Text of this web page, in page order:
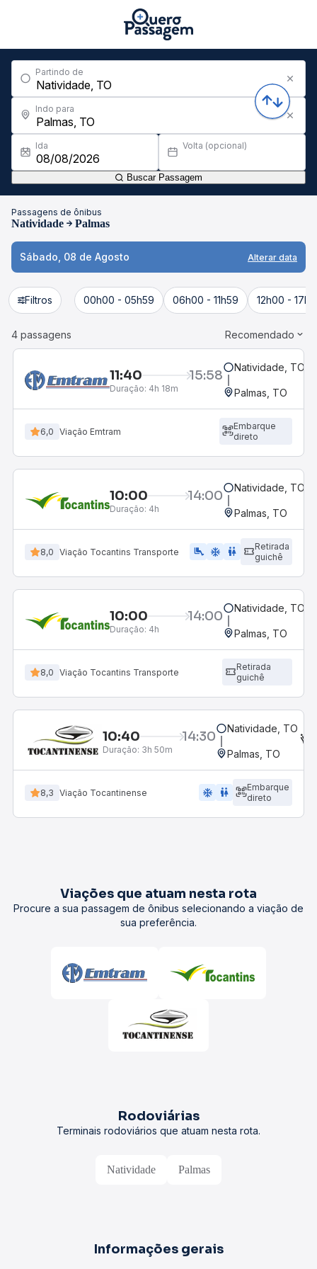
Partindo de
Indo para
Ida Volta (opcional)
Buscar Passagem
Passagens de ônibus
Natividade Palmas
Sábado, 08 de Agosto Alterar data
Filtros 00h00 - 05h59 06h00 - 11h59 12h00 -
4 passagens Recomendado
11:40 15:58
Duração: 4h 18m
Natividade, TO
Palmas, TO
6,0 Viação Emtram
Embarque
direto
10:00 14:00
Duração: 4h
Natividade, TO
Palmas, TO
8,0 Viação Tocantins Transporte airline_seat_legroom_extra ac_unit WC
Retirada
guichê
10:00 14:00
Duração: 4h
Natividade, TO
Palmas, TO
8,0 Viação Tocantins Transporte
Retirada
guichê
10:40 14:30
Duração: 3h 50m
Natividade, TO
Palmas, TO
8,3 Viação Tocantinense ac_unit wc
Embarque
direto
Viações que atuam nesta rota
Procure a sua passagem de ônibus selecionando a viação de
sua preferência.
Rodoviárias
Terminais rodoviários que atuam nesta rota.
Natividade Palmas
Informações gerais